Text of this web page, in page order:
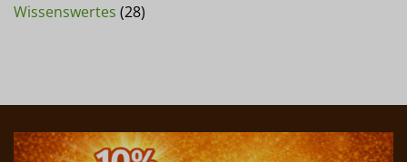
Wissenswertes (28)